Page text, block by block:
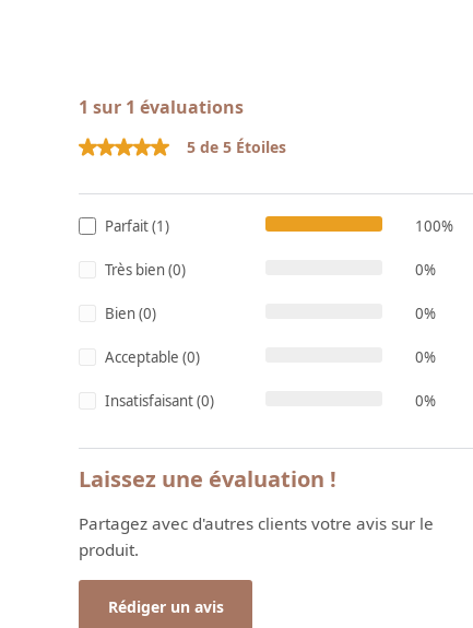
1 sur 1 évaluations
Note moyenne de 5 sur 5 étoiles
5 de 5 Étoiles
Parfait (1) 100%
Très bien (0) 0%
Bien (0) 0%
Acceptable (0) 0%
Insatisfaisant (0) 0%
Laissez une évaluation !
Partagez avec d'autres clients votre avis sur le
produit.
Rédiger un avis